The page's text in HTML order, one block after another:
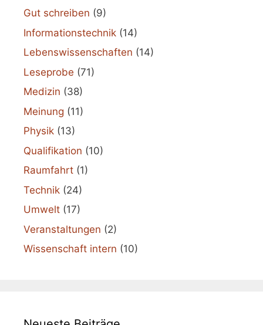
Gut schreiben (9)
Informationstechnik (14)
Lebenswissenschaften (14)
Leseprobe (71)
Medizin (38)
Meinung (11)
Physik (13)
Qualifikation (10)
Raumfahrt (1)
Technik (24)
Umwelt (17)
Veranstaltungen (2)
Wissenschaft intern (10)